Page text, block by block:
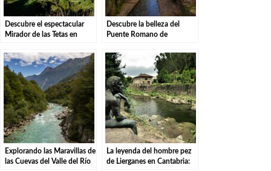
Descubre el espectacular
Mirador de las Tetas en
imprescindible en Cantabria
Descubre la belleza del
Puente Romano de
histórico en el norte de
España
Explorando las Maravillas de
las Cuevas del Valle del Río
La leyenda del hombre pez
de Lierganes en Cantabria: